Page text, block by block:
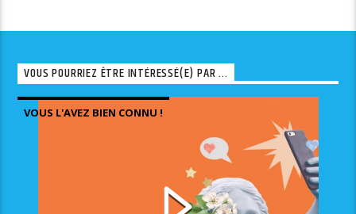
VOUS POURRIEZ ÊTRE INTÉRESSÉ(E) PAR ...
VOUS L'AVEZ BIEN CONNU !